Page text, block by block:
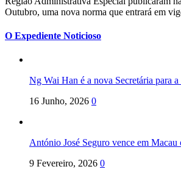
Outubro, uma nova norma que entrará em
O Expediente Noticioso
Ng Wai Han é a nova Secretária para
16 Junho, 2026 0
António José Seguro vence em
9 Fevereiro, 2026 0